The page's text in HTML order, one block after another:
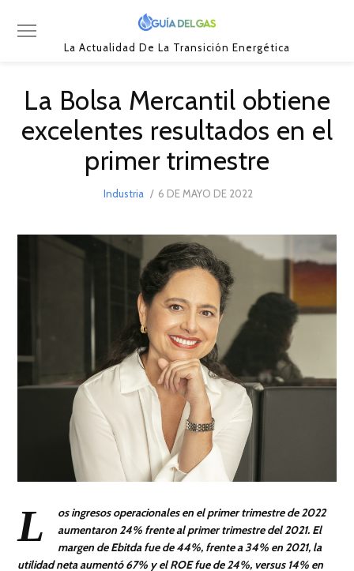
La Actualidad De La Transición Energética
La Bolsa Mercantil obtiene
excelentes resultados en el
primer trimestre
Industria
POSTED
6 DE MAYO DE 2022
2022
L
os ingresos operacionales en el primer trimestre de 2022
aumentaron 24% frente al primer trimestre del 2021. El
margen de Ebitda fue de 44%, frente a 34% en 2021, la
utilidad neta aumentó 67% y el ROE fue de 24%, versus 14% en